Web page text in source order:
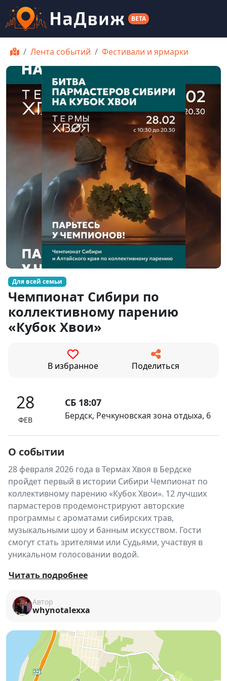
BETA
Лента событий Фестивали и ярмарки
Для всей семьи
Чемпионат Сибири по
коллективному парению
«Кубок Хвои»
В избранное Поделиться
28
ФЕВ
СБ 18:07
Бердск, Речкуновская зона отдыха, 6
О событии
28 февраля 2026 года в Термах Хвоя в Бердске
пройдет первый в истории Сибири Чемпионат по
коллективному парению «Кубок Хвои». 12 лучших
пармастеров продемонстрируют авторские
программы с ароматами сибирских трав,
музыкальными шоу и банным искусством. Гости
смогут стать зрителями или Судьями, участвуя в
уникальном голосовании водой.
Термы Хвоя приглашают 28 февраля 2026 года на
коллективному парению «Кубок Хвои». С 10:30 до
20:30 12 лучших пармастеров Сибири сразятся за
авторские шоу-программы, ароматы сибирских
трав и элементы музыкального сопровождения.
Формат участия для гостей:
Читать подробнее
Автор
whynotalexxa